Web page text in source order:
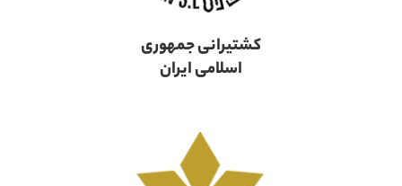
کشتیرانی جمهوری
اسلامی ایران